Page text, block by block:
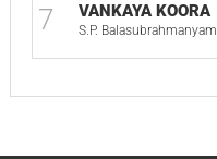
7 VANKAYA KOORA
S.P.